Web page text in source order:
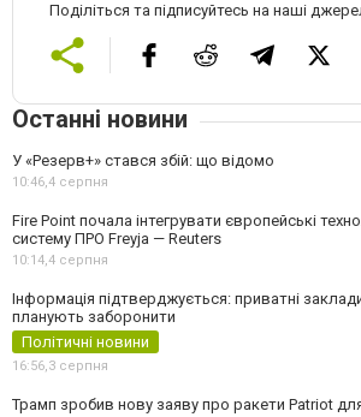
Поділіться та підписуйтесь на наші
Останні новини
У «Резерв+» стався збій: що відомо
10:46,4 серпня
Fire Point почала інтегрувати європейські
систему ПРО Freyja — Reuters
10:14,4 серпня
Інформація підтверджується: приватні
планують заборонити
Політичні новини
16:56,3 серпня
Трамп зробив нову заяву про ракети Patriot